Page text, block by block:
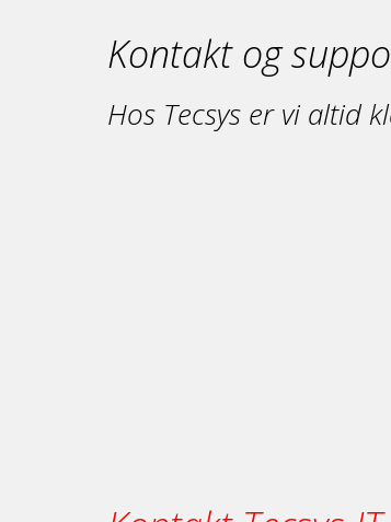
Kontakt og
Hos Tecsys er vi altid